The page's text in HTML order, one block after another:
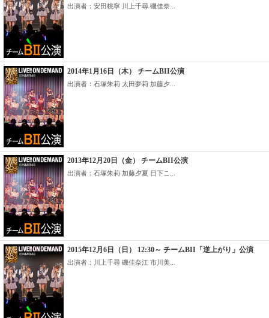
出演者：安田桃寧 川上千尋 磯佳奈...
2014年1月16日（木） チームBII公演
出演者：石塚朱莉 太田夢莉 加藤夕...
2013年12月20日（金） チームBII公演
出演者：石塚朱莉 加藤夕夏 日下こ...
2015年12月6日（日） 12:30～ チームBII「逆上がり」公演
出演者：川上千尋 磯佳奈江 市川美...